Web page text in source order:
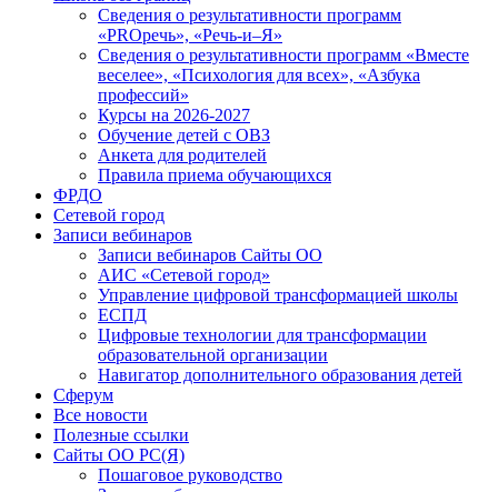
Сведения о результативности программ
«PROречь», «Речь-и–Я»
Сведения о результативности программ «Вместе
веселее», «Психология для всех», «Азбука
профессий»
Курсы на 2026-2027
Обучение детей с ОВЗ
Анкета для родителей
Правила приема обучающихся
ФРДО
Сетевой город
Записи вебинаров
Записи вебинаров Сайты ОО
АИС «Сетевой город»
Управление цифровой трансформацией школы
ЕСПД
Цифровые технологии для трансформации
образовательной организации
Навигатор дополнительного образования детей
Сферум
Все новости
Полезные ссылки
Сайты ОО РС(Я)
Пошаговое руководство